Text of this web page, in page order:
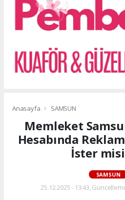
Anasayfa SAMSUN
Memleket
Hesabında
İster
SAMSUN
25.12.2025 - 13:43,